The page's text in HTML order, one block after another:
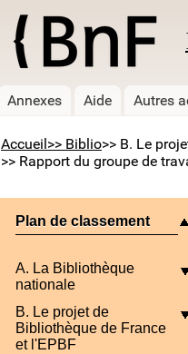
Annexes Aide Autres
Accueil >> Biblio>> B. Le
>> Rapport du groupe de
Plan de classement
A. La Bibliothèque
nationale
B. Le projet de
Bibliothèque de France
et l'EPBF